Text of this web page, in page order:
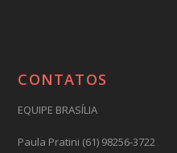
CONTATOS
EQUIPE BRASÍLIA
Paula Pratini (61) 98256-3722